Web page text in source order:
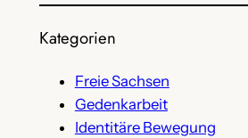
Kategorien
Freie Sachsen
Gedenkarbeit
Identitäre Bewegung